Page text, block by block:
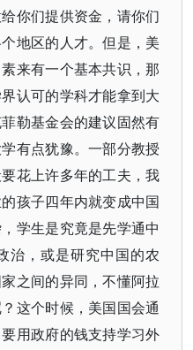
你们提供资金，请你们
地区的人才。但是，美
来有一个基本共识，那
认可的学科才能拿到大
勒基金会的建议固然有
有点犹豫。一部分教授
花上许多年的工夫，我
孩子四年内就变成中国
学生是究竟是先学通中
治，或是研究中国的农
之间的异同，不懂阿拉
这个时候，美国国会通
用政府的钱支持学习外